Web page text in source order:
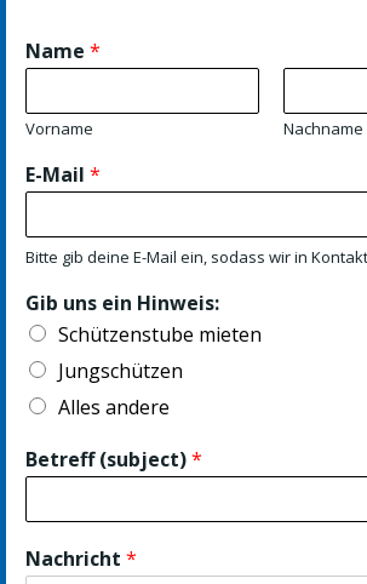
Name *
Vorname Nachname
E-Mail *
Bitte gib deine E-Mail ein, sodass wir in
Gib uns ein Hinweis:
Schützenstube mieten
Jungschützen
Alles andere
Betreff (subject)*
Nachricht *